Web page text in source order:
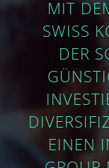
MIT
SWISS
DER
EINEN